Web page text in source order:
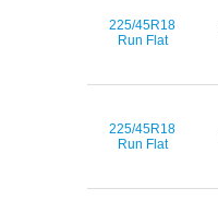
225/45R18
Run Flat
225/45R18
Run Flat